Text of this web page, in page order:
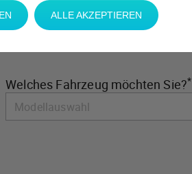
Welches Fahrzeug möchten Sie?*
ALLE AKZEPTIEREN